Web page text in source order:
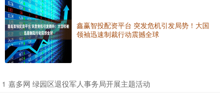
鑫赢智投配资平台 突发危机引发局势！大国
领袖迅速制裁行动震撼全球
1 ​嘉多网 绿园区退役军人事务局开展主题活动